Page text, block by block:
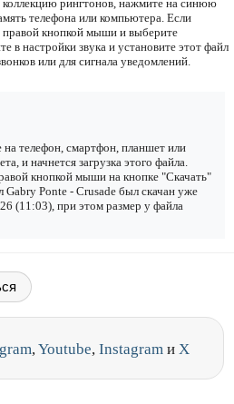
рингтонов, нажмите на синюю
телефона или компьютера. Если
правой кнопкой мыши и выберите
в настройки звука и установите этот файл
или для сигнала уведомлений.
на телефон, смартфон, планшет или
и начнется загрузка этого файла.
кнопкой мыши на кнопке "Скачать"
Ponte - Crusade был скачан уже
(11:03), при этом размер у файла
,Youtube, Instagram и X